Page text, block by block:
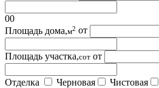
00
Площадь дома,м2 от
Площадь участка,сот от
Отделка Черновая Чистовая